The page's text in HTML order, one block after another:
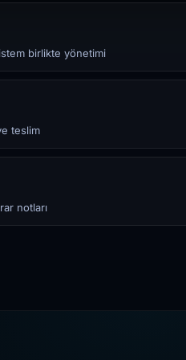
birlikte yönetimi
teslim
notları